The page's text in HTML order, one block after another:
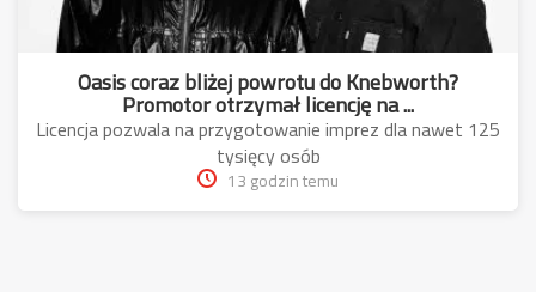
Oasis coraz bliżej powrotu do Knebworth?
Promotor otrzymał licencję na ...
Licencja pozwala na przygotowanie imprez dla nawet 125
tysięcy osób
13 godzin temu